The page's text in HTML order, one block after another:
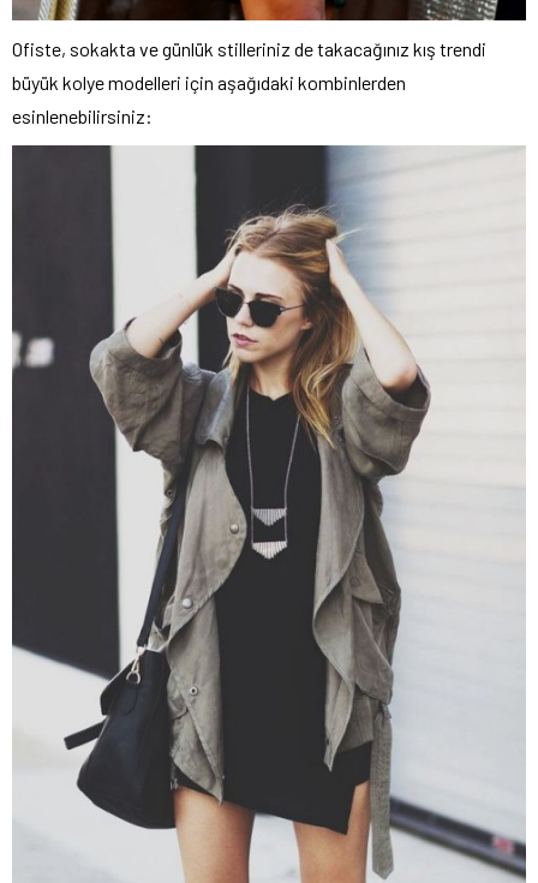
Ofiste, sokakta ve günlük stilleriniz de takacağınız kış trendi
büyük kolye modelleri için aşağıdaki kombinlerden
esinlenebilirsiniz: